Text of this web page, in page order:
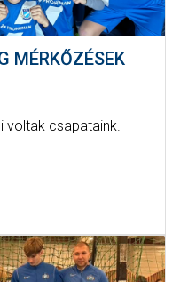
MÉRKŐZÉSEK
voltak csapataink.